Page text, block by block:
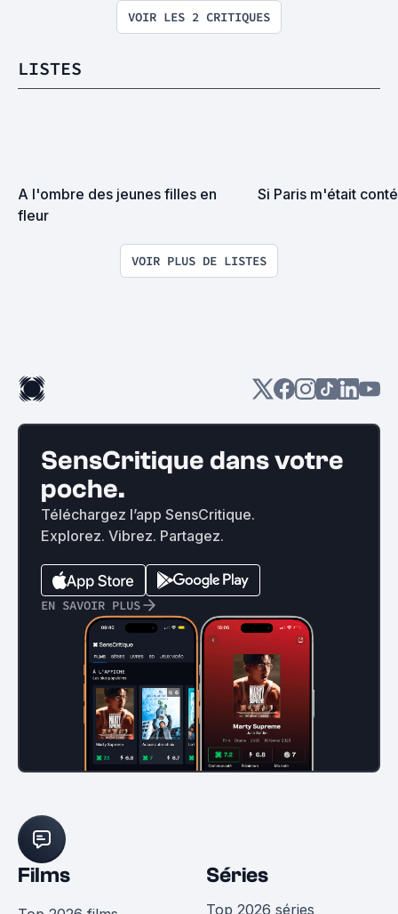
VOIR LES 2 CRITIQUES
LISTES
A l'ombre des jeunes filles en
fleur
Si Paris m'était
VOIR PLUS DE LISTES
SensCritique dans votre
poche.
Téléchargez l’app SensCritique.
Explorez. Vibrez. Partagez.
EN SAVOIR PLUS
Films Séries
Top 2026 séries